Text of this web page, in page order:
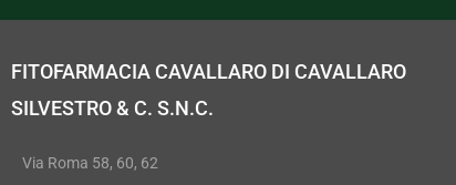
FITOFARMACIA CAVALLARO DI CAVALLARO
SILVESTRO & C. S.N.C.
Via Roma 58, 60, 62